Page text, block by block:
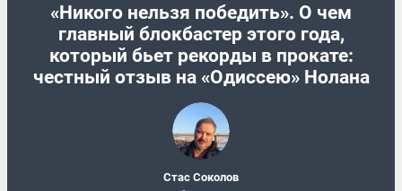
«Никого нельзя победить». О чем
главный блокбастер этого года,
который бьет рекорды в прокате:
честный отзыв на «Одиссею» Нолана
Стас Соколов